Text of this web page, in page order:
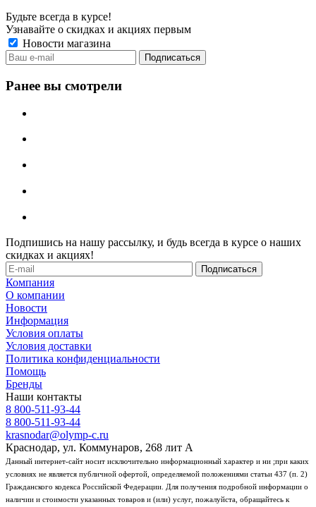
Будьте всегда в курсе!
Узнавайте о скидках и акциях первым
Новости магазина
Ранее вы смотрели
Подпишись на нашу рассылку, и будь всегда в курсе о наших
скидках и акциях!
Компания
О компании
Новости
Информация
Условия оплаты
Условия доставки
Политика конфиденциальности
Помощь
Бренды
Наши контакты
8 800-511-93-44
8 800-511-93-44
krasnodar@olymp-c.ru
Краснодар, ул. Коммунаров, 268 лит А
Данный интернет-сайт носит исключительно информационный характер и ни ;при каких
условиях не является публичной офертой, определяемой положениями статьи 437 (п. 2)
Гражданского кодекса Российской Федерации. Для получения подробной информации о
наличии и стоимости указанных товаров и (или) услуг, пожалуйста, обращайтесь к